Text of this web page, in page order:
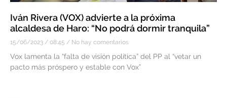
Iván Rivera (VOX) advierte a la próxima
alcaldesa de Haro: “No podrá dormir tranquila”
15/06/2023 08:45 No hay comentarios
Vox lamenta la “falta de visión política” del PP al “vetar un
pacto más próspero y estable con Vox”